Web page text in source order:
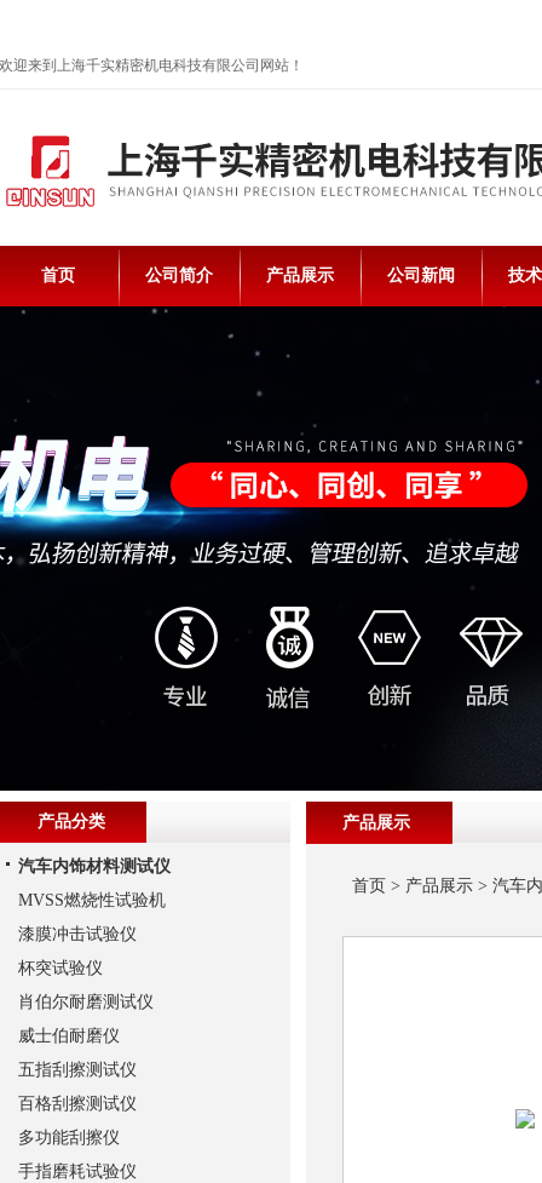
欢迎来到上海千实精密机电科技有限公司网站！
首页 公司简介 产品展示 公司新闻 技
产品展示
首页 > 产品展示> 汽车
产品分类
汽车内饰材料测试仪
MVSS燃烧性试验机
漆膜冲击试验仪
杯突试验仪
肖伯尔耐磨测试仪
威士伯耐磨仪
五指刮擦测试仪
百格刮擦测试仪
多功能刮擦仪
手指磨耗试验仪